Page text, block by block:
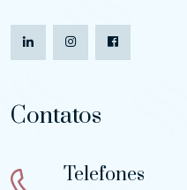
Contatos
Telefones